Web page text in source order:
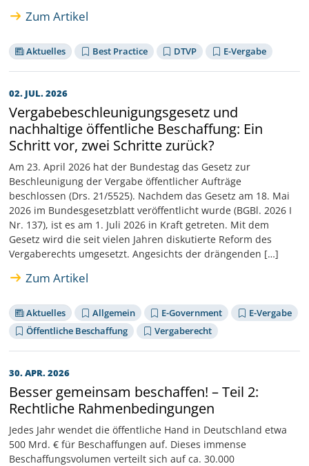
Zum Artikel
Aktuelles Best Practice DTVP E-Vergabe
02. JUL. 2026
Vergabebeschleunigungsgesetz und
nachhaltige öffentliche Beschaffung: Ein
Schritt vor, zwei Schritte zurück?
Am 23. April 2026 hat der Bundestag das Gesetz zur
Beschleunigung der Vergabe öffentlicher Aufträge
beschlossen (Drs. 21/5525). Nachdem das Gesetz am 18. Mai
2026 im Bundesgesetzblatt veröffentlicht wurde (BGBl. 2026 I
Nr. 137), ist es am 1. Juli 2026 in Kraft getreten. Mit dem
Gesetz wird die seit vielen Jahren diskutierte Reform des
Vergaberechts umgesetzt. Angesichts der drängenden […]
Zum Artikel
Aktuelles Allgemein E-Government
E-Vergabe
Öffentliche Beschaffung
Vergaberecht
30. APR. 2026
Besser gemeinsam beschaffen! – Teil 2:
Rechtliche Rahmenbedingungen
Jedes Jahr wendet die öffentliche Hand in Deutschland etwa
500 Mrd. € für Beschaffungen auf. Dieses immense
Beschaffungsvolumen verteilt sich auf ca. 30.000